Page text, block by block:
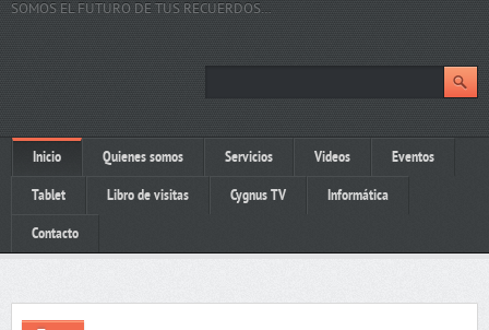
SOMOS EL FUTURO DE TUS RECUERDOS…
Inicio Quienes somos Servicios Videos Eventos
Tablet Libro de visitas Cygnus TV Informática
Contacto